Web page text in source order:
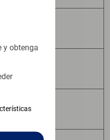
y obtenga
Bancaria
Depósitos